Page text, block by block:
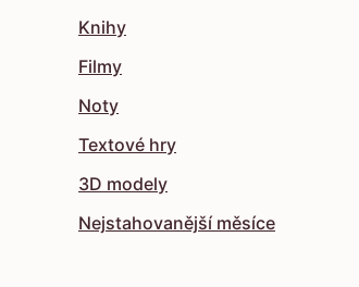
Knihy
Filmy
Noty
Textové hry
3D modely
Nejstahovanější měsíce